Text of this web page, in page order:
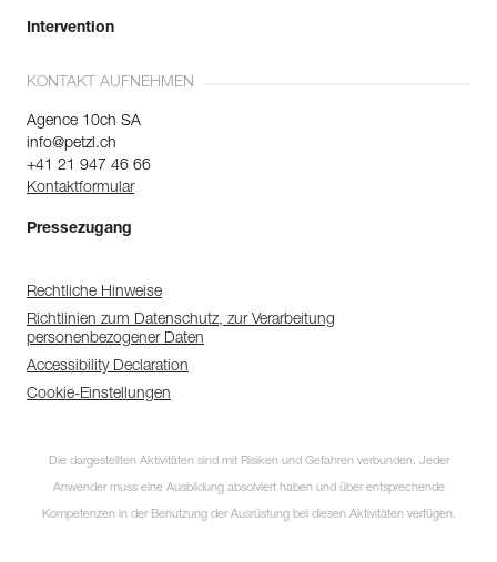
Intervention
KONTAKT AUFNEHMEN
Agence 10ch SA
info@petzl.ch
+41 21 947 46 66
Kontaktformular
Pressezugang
Rechtliche Hinweise
Richtlinien zum Datenschutz, zur Verarbeitung
personenbezogener Daten
Accessibility Declaration
Cookie-Einstellungen
Die dargestellten Aktivitäten sind mit Risiken und Gefahren verbunden. Jeder
Anwender muss eine Ausbildung absolviert haben und über entsprechende
Kompetenzen in der Benutzung der Ausrüstung bei diesen Aktivitäten verfügen.